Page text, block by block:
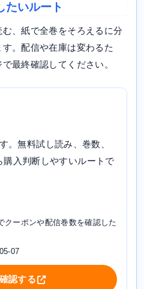
たいルート
、紙で全巻をそろえるに分
。配信や在庫は変わるた
最終確認してください。
。無料試し読み、巻数、
購入判断しやすいルートで
クーポンや配信巻数を確認した
07
認する